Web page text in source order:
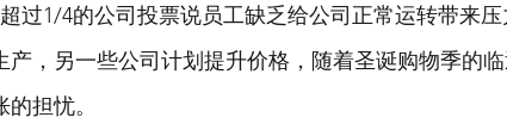
过1/4的公司投票说员工缺乏给公司正常运转带来
产，另一些公司计划提升价格，随着圣诞购物季的
担忧。